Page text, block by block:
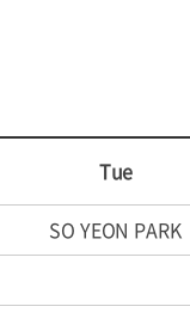
Tue
SO YEON PARK